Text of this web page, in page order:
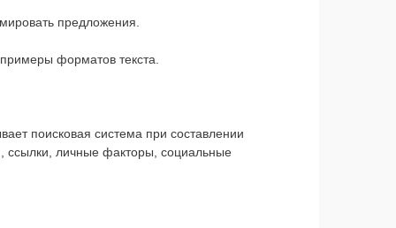
предложения.
примеры форматов текста.
поисковая система при составлении
ссылки, личные факторы, социальные